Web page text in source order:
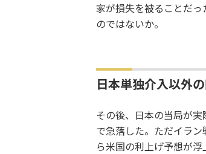
家が損失を被ることだ
のではないか。
日本単独介入以外
その後、日本の当局が
で急落した。ただイラ
ら米国の利上げ予想が